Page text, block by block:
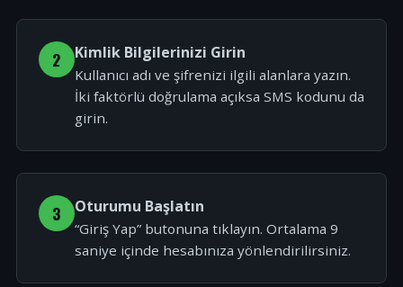
2 Kimlik Bilgilerinizi Girin
Kullanıcı adı ve şifrenizi ilgili alanlara yazın.
İki faktörlü doğrulama açıksa SMS kodunu da
girin.
3 Oturumu Başlatın
“Giriş Yap” butonuna tıklayın. Ortalama 9
saniye içinde hesabınıza yönlendirilirsiniz.